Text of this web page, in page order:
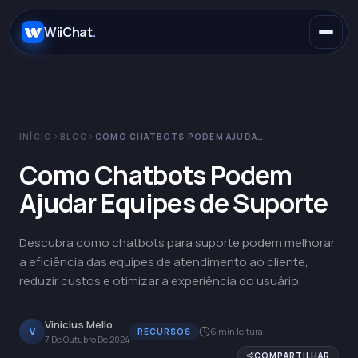
WiiChat.
E-commerce
Concessionárias
Educação
WhatsApp
Messenger
Gemini
INÍCIO BLOG COMO CHATBOTS PODEM AJUDAR EQUIPES DE SUPORTE
Como Chatbots Podem
Ajudar Equipes de Suporte
Descubra como chatbots para suporte podem melhorar
a eficiência das equipes de atendimento ao cliente,
reduzir custos e otimizar a experiência do usuário.
V Vinicius Mello
7 De Outubro De 2024
RECURSOS 6 min leitura
COMPARTILHAR